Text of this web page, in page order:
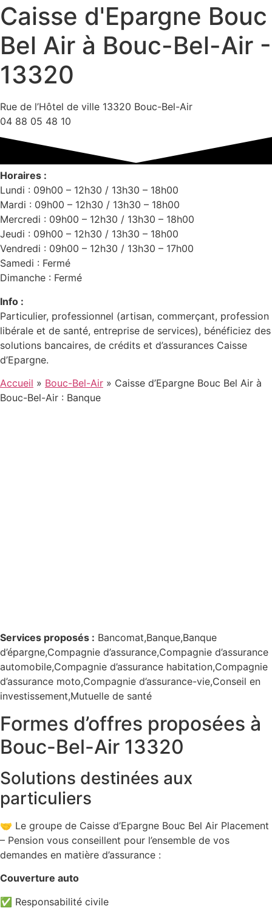
Caisse d'Epargne Bouc
Bel Air à Bouc-Bel-Air -
13320
Rue de l’Hôtel de ville 13320 Bouc-Bel-Air
04 88 05 48 10
Horaires :
Lundi : 09h00 – 12h30 / 13h30 – 18h00
Mardi : 09h00 – 12h30 / 13h30 – 18h00
Mercredi : 09h00 – 12h30 / 13h30 – 18h00
Jeudi : 09h00 – 12h30 / 13h30 – 18h00
Vendredi : 09h00 – 12h30 / 13h30 – 17h00
Samedi : Fermé
Dimanche : Fermé
Info :
Particulier, professionnel (artisan, commerçant, profession
libérale et de santé, entreprise de services), bénéficiez des
solutions bancaires, de crédits et d’assurances Caisse
d’Epargne.
Accueil » Bouc-Bel-Air » Caisse d’Epargne Bouc Bel Air à
Bouc-Bel-Air : Banque
Services proposés : Bancomat,Banque,Banque
d’épargne,Compagnie d’assurance,Compagnie d’assurance
automobile,Compagnie d’assurance habitation,Compagnie
d’assurance moto,Compagnie d’assurance-vie,Conseil en
investissement,Mutuelle de santé
Formes d’offres proposées à
Bouc-Bel-Air 13320
Solutions destinées aux
particuliers
🤝 Le groupe de Caisse d’Epargne Bouc Bel Air Placement
– Pension vous conseillent pour l’ensemble de vos
demandes en matière d’assurance :
Couverture auto
✅ Responsabilité civile